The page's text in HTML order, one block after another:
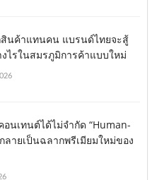
สินค้าแทนคน แบรนด์ไทยจะสู้
ไรในสมรภูมิการค้าแบบใหม่
อนเทนต์ได้ไม่จำกัด “Human-
ลายเป็นฉลากพรีเมียมใหม่ของ